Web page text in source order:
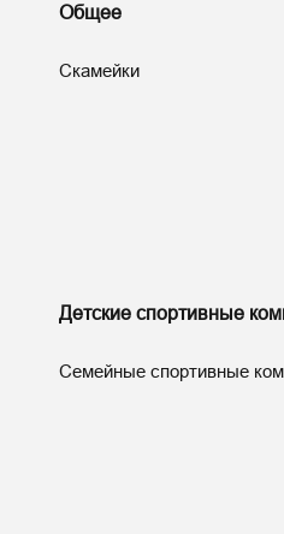
Общее
Скамейки
Детские спортивные
Семейные спортивные